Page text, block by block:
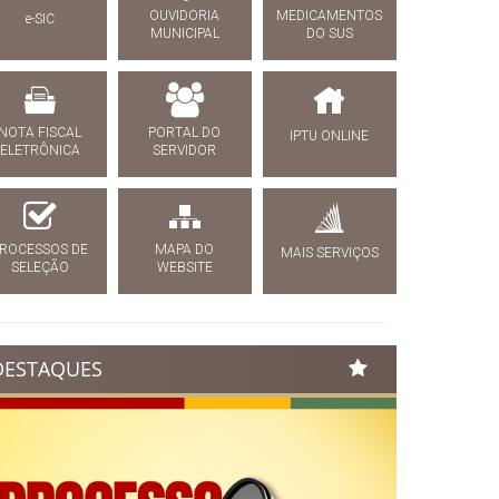
e-SIC
OUVIDORIA
MUNICIPAL
MEDICAMENTOS
DO SUS
FISCAL
ELETRÔNICA
PORTAL DO
SERVIDOR
IPTU ONLINE
DE
SELEÇÃO
MAPA DO
WEBSITE
MAIS SERVIÇOS